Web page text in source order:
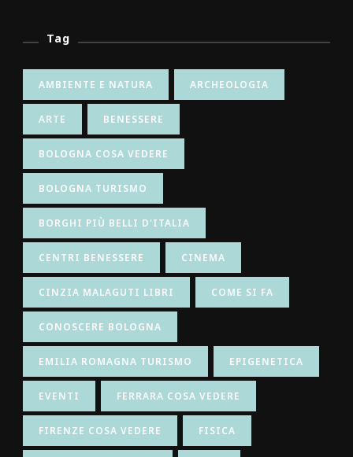
Tag
AMBIENTE E NATURA ARCHEOLOGIA
ARTE BENESSERE
BOLOGNA COSA VEDERE
BOLOGNA TURISMO
BORGHI PIÙ BELLI D'ITALIA
CENTRI BENESSERE CINEMA
CINZIA MALAGUTI LIBRI COME SI FA
CONOSCERE BOLOGNA
EMILIA ROMAGNA TURISMO EPIGENETICA
EVENTI FERRARA COSA VEDERE
FIRENZE COSA VEDERE FISICA